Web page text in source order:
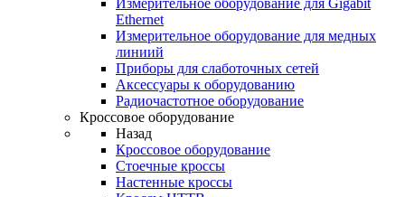
Измерительное оборудование для Gigabit
Ethernet
Измерительное оборудование для медных
линиий
Приборы для слаботочных сетей
Аксессуары к оборудованию
Радиочастотное оборудование
Кроссовое оборудование
Назад
Кроссовое оборудование
Стоечные кроссы
Настенные кроссы